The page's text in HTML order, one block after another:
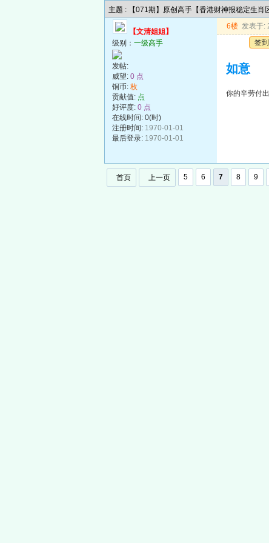
主题 : 【071期】原创高手【香港财神报稳定生肖
【文清姐姐】
级别： 一级高手
发帖:
威望: 0 点
铜币: 枚
贡献值: 点
好评度: 0 点
在线时间: 0(时)
注册时间: 1970-01-01
最后登录: 1970-01-01
6楼 发表于:
签
如意
你的辛劳付
首页 上一页 5 6 7 8 9